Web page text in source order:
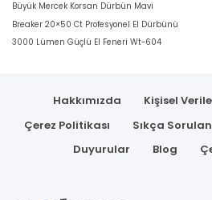
Büyük Mercek Korsan Dürbün Mavi
Breaker 20×50 Ct Profesyonel El Dürbünü
3000 Lümen Güçlü El Feneri Wt-604
Hakkımızda
Kişisel
Çerez Politikası
Sıkça
Duyurular
Blog